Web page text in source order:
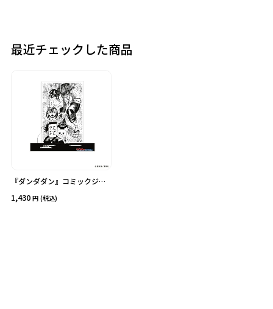
最近チェックした商品
『ダンダダン』コミックジオ
1,430 (税込)
クリア